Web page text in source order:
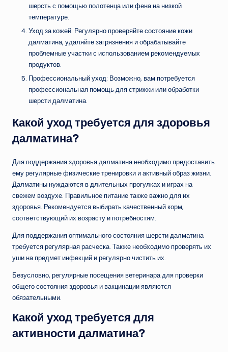
шерсть с помощью полотенца или фена на низкой
температуре.
Уход за кожей: Регулярно проверяйте состояние кожи
далматина, удаляйте загрязнения и обрабатывайте
проблемные участки с использованием рекомендуемых
продуктов.
Профессиональный уход: Возможно, вам потребуется
профессиональная помощь для стрижки или обработки
шерсти далматина.
Какой уход требуется для здоровья
далматина?
Для поддержания здоровья далматина необходимо предоставить
ему регулярные физические тренировки и активный образ жизни.
Далматины нуждаются в длительных прогулках и играх на
свежем воздухе. Правильное питание также важно для их
здоровья. Рекомендуется выбирать качественный корм,
соответствующий их возрасту и потребностям.
Для поддержания оптимального состояния шерсти далматина
требуется регулярная расческа. Также необходимо проверять их
уши на предмет инфекций и регулярно чистить их.
Безусловно, регулярные посещения ветеринара для проверки
общего состояния здоровья и вакцинации являются
обязательными.
Какой уход требуется для
активности далматина?